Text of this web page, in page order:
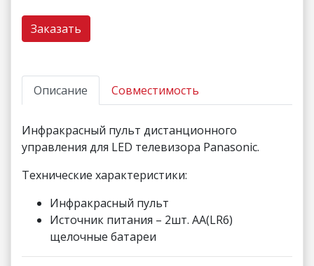
Заказать
Описание Совместимость
Инфракрасный пульт дистанционного
управления для LED телевизора Panasonic.
Технические характеристики:
Инфракрасный пульт
Источник питания – 2шт. AA(LR6)
щелочные батареи